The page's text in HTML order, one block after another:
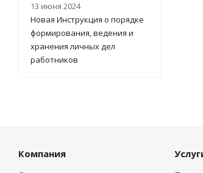
13 июня 2024
Новая Инструкция о порядке
формирования, ведения и
хранения личных дел
работников
Компания